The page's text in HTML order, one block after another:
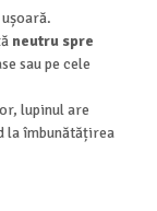
neutru spre
sau pe cele
lupinul are
la îmbunătățirea